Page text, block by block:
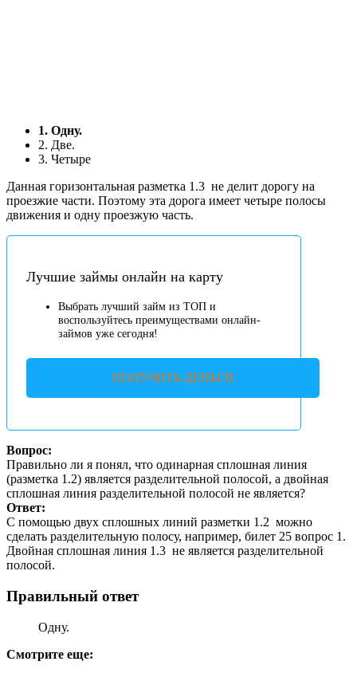
1. Одну.
2. Две.
3. Четыре
Данная горизонтальная разметка 1.3 не делит дорогу на
проезжие части. Поэтому эта дорога имеет четыре полосы
движения и одну проезжую часть.
Лучшие займы онлайн на карту
Выбрать лучший займ из ТОП и
воспользуйтесь преимуществами онлайн-
займов уже сегодня!
ПОЛУЧИТЬ ДЕНЬГИ
Вопрос:
Правильно ли я понял, что одинарная сплошная линия
(разметка 1.2) является разделительной полосой, а двойная
сплошная линия разделительной полосой не является?
Ответ:
С помощью двух сплошных линий разметки 1.2 можно
сделать разделительную полосу, например, билет 25 вопрос 1.
Двойная сплошная линия 1.3 не является разделительной
полосой.
Правильный ответ
Одну.
Смотрите еще: